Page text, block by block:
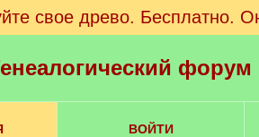
свое древо. Бесплатно.
ВОЙТИ